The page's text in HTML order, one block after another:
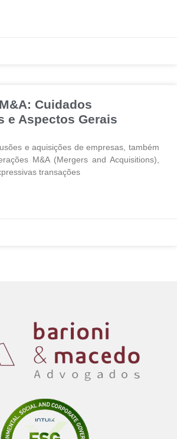
Cuidados
e Aspectos Gerais
e aquisições de empresas, também
M&A (Mergers and Acquisitions),
transações